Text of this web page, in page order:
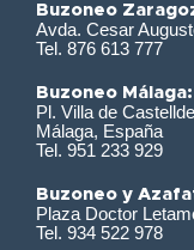
Buzoneo
Avda. Cesar
Tel. 876 613 777
Buzoneo Málaga:
Pl. Villa de
Málaga, España
Tel. 951 233 929
Buzoneo y
Plaza Doctor
Tel. 934 522 978